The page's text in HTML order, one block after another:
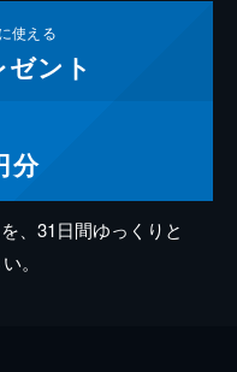
使える
ント
分
、31日間ゆっくりと
。